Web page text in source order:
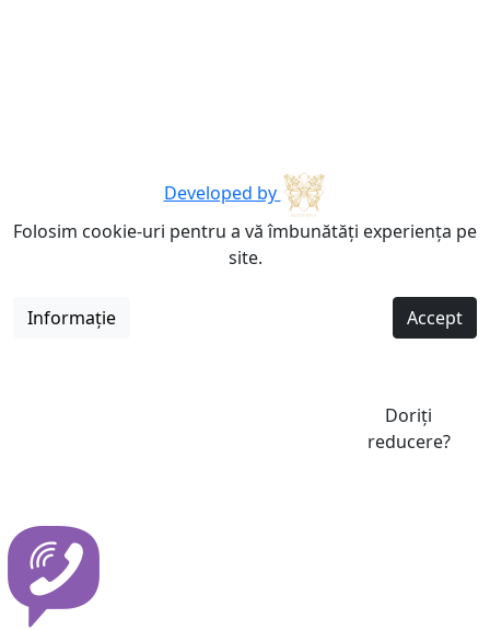
Developed by
Folosim cookie-uri pentru a vă îmbunătăți experiența pe
site.
Informație Accept
Doriți
reducere?